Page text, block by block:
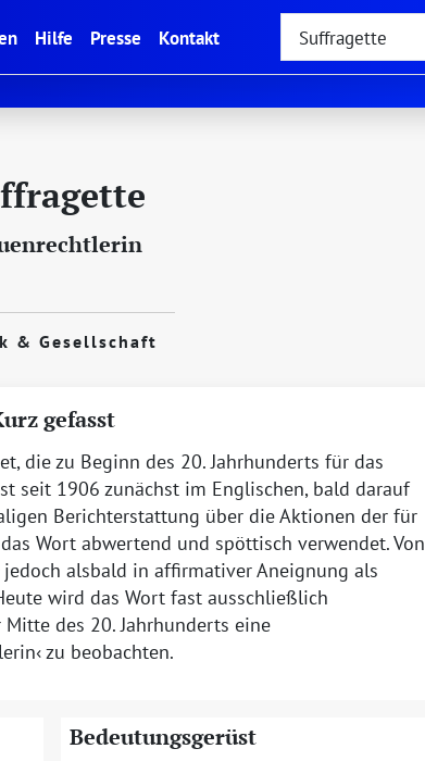
Hilfe Presse Kontakt
& Gesellschaft
gefasst
die zu Beginn des 20. Jahrhunderts für das
seit 1906 zunächst im Englischen, bald darauf
Berichterstattung über die Aktionen der für
Wort abwertend und spöttisch verwendet. Von
jedoch alsbald in affirmativer Aneignung als
wird das Wort fast ausschließlich
des 20. Jahrhunderts eine
zu beobachten.
Bedeutungsgerüst